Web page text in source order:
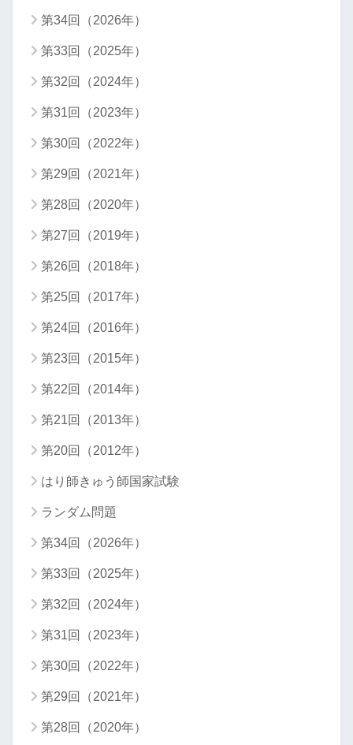
第34回（2026年）
第33回（2025年）
第32回（2024年）
第31回（2023年）
第30回（2022年）
第29回（2021年）
第28回（2020年）
第27回（2019年）
第26回（2018年）
第25回（2017年）
第24回（2016年）
第23回（2015年）
第22回（2014年）
第21回（2013年）
第20回（2012年）
はり師きゅう師国家試験
ランダム問題
第34回（2026年）
第33回（2025年）
第32回（2024年）
第31回（2023年）
第30回（2022年）
第29回（2021年）
第28回（2020年）